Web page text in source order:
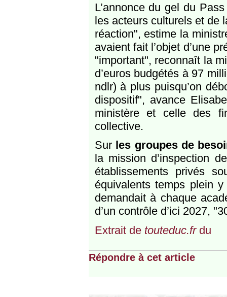
L’annonce du gel du
les acteurs culturels et de
réaction", estime la
avaient fait l’objet d’une
"important", reconnaît la
d’euros budgétés à 97
ndlr) à plus puisqu’on
dispositif", avance
ministère et celle des
collective.
Sur les groupes de
la mission d’inspection
établissements privés
équivalents temps plein
demandait à chaque
d’un contrôle d’ici 2027,
Extrait de touteduc.frdu
Répondre à cet article